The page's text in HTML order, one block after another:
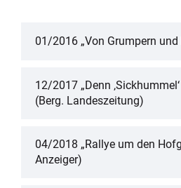
01/2016 „Von Grumpern und
12/2017 „Denn
(Berg. Landeszeitung)
04/2018 „Rallye um den
Anzeiger)